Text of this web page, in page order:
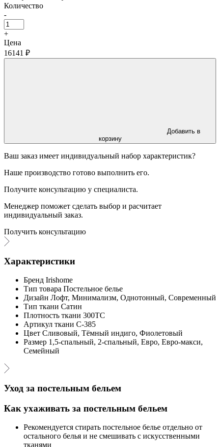
Количество
-
+
Цена
16141 ₽
Добавить в
корзину
Ваш заказ имеет индивидуальный набор характеристик?
Наше производство готово выполнить его.
Получите консультацию у специалиста.
Менеджер поможет сделать выбор и расчитает
индивидуальный заказ.
Получить консультацию
Характеристики
Бренд Irishome
Тип товара Постельное белье
Дизайн Лофт, Минимализм, Однотонный, Современный
Тип ткани Сатин
Плотность ткани 300ТС
Артикул ткани С-385
Цвет Сливовый, Тёмный индиго, Фиолетовый
Размер 1,5-спальный, 2-спальный, Евро, Евро-макси,
Семейный
Уход за постельным бельем
Как ухаживать за постельным бельем
Рекомендуется стирать постельное белье отдельно от
остального белья и не смешивать с искусственными
тканями